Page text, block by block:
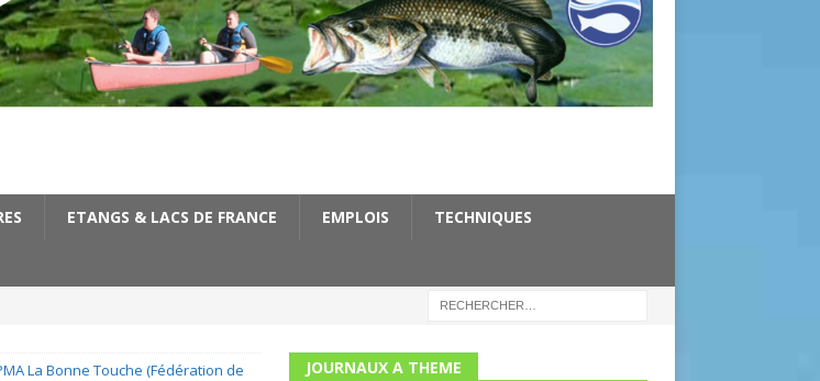
ETANGS & LACS DE FRANCE EMPLOIS TECHNIQUES
La Bonne Touche (Fédération de
JOURNAUX A THEME